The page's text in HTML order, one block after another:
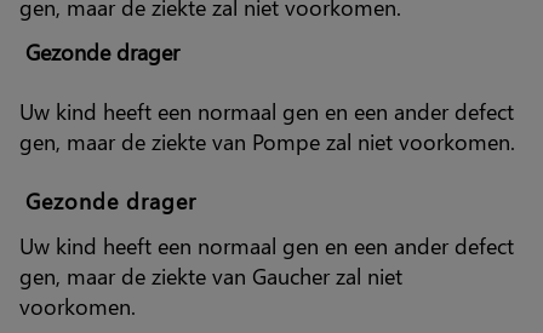
gen, maar de ziekte zal niet voorkomen.
Gezonde drager
Uw kind heeft een normaal gen en een ander defect
gen, maar de ziekte van Pompe zal niet voorkomen.
Gezonde drager
Uw kind heeft een normaal gen en een ander defect
gen, maar de ziekte van Gaucher zal niet
voorkomen.